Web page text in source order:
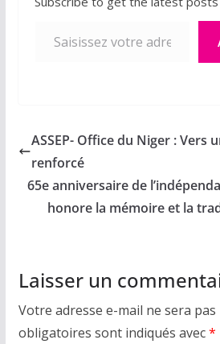
ASSEP- Office du Niger : Vers
renforcé
‎65e anniversaire de
honore la mémoire et la
Laisser un
Votre adresse e-mail ne sera pas
obligatoires sont indiqués avec*